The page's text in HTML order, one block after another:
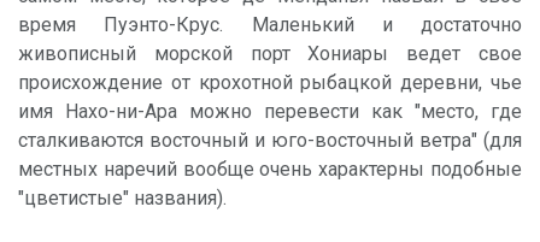
время Пуэнто-Крус. Маленький и достаточно
живописный морской порт Хониары ведет свое
происхождение от крохотной рыбацкой деревни, чье
имя Нахо-ни-Ара можно перевести как "место, где
сталкиваются восточный и юго-восточный ветра" (для
местных наречий вообще очень характерны подобные
"цветистые" названия).